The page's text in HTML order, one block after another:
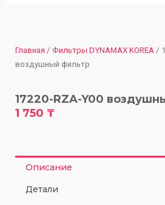
Главная / Фильтры DYNAMAX KOREA /
воздушный фильтр
17220-RZA-Y00
1 750 ₸
Описание
Детали